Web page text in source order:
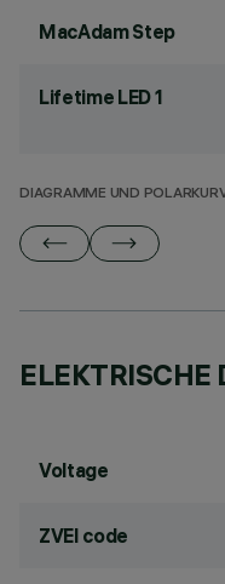
MacAdam Step
Lifetime LED 1
DIAGRAMME UND
ELEKTRISCHE
Voltage
ZVEI code